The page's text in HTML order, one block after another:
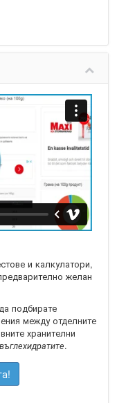
и калкулатори,
желан
подбирате
между отделните
хранителни
.